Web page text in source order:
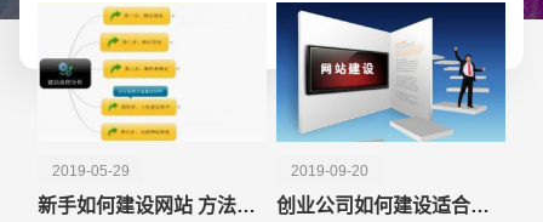
访问。最后，进行网站的测试与上线，确保所有功能正常运
行，并持续优化网站以提升用户体验。通过这一系列步骤，
可以建设出一个展示聚合数据信息、吸引用户并满足其需求
的优质网站。
2019-05-29
新手如何建设网站 方法有哪些
2019-09-20
创业公司如何建设适合自己的网站